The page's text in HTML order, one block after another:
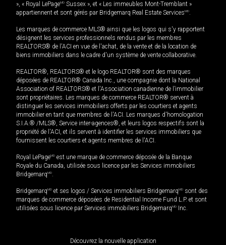
», « Royal LePageMD Sussex », et « Les immeubles Mont-Tremblant »
appartiennent et sont gérés par Bridgemarq Real Estate ServicesMD.
Les marques de commerce MLS® ainsi que les logos qui s'y rapportent
désignent les services professionnels rendus par les membres
REALTORS® de l'ACI en vue de l'achat, de la vente et de la location de
biens immobiliers dans le cadre d'un système de vente collaborative.
REALTOR®, REALTORS® et le logo REALTOR® sont des marques
déposées de REALTOR® Canada Inc., une compagnie dont la National
Association of REALTORS® et l'Association canadienne de l’immobilier
sont propriétaires. Les marques de commerce REALTOR® servent à
distinguer les services immobiliers offerts par les courtiers et agents
immobilier en tant que membres de l'ACI. Les marques d'homologation
S.I.A.® /MLS®, Service inter-agences®, et leurs logos respectifs sont la
propriété de l'ACI, et ils servent à identifier les services immobiliers que
fournissent les courtiers et agents membres de l'ACI.
Royal LePageMD est une marque de commerce déposée de la Banque
Royale du Canada, utilisée sous licence par les Services immobiliers
BridgemarqMD.
BridgemarqMD et ses logos / Services immobiliers BridgemarqMD sont des
marques de commerce déposées de Residential Income Fund L.P. et sont
utilisées sous licence par Services immobiliers BridgemarqMD Inc.
Découvrez la nouvelle application